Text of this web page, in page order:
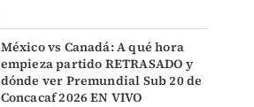
México vs Canadá: A qué hora
empieza partido RETRASADO y
dónde ver Premundial Sub 20 de
Concacaf 2026 EN VIVO